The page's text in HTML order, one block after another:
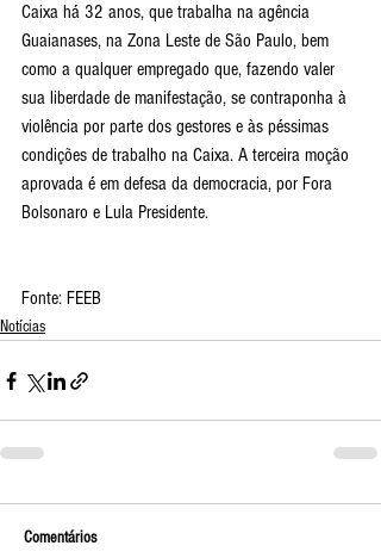
Caixa há 32 anos, que trabalha na agência
Guaianases, na Zona Leste de São Paulo, bem
como a qualquer empregado que, fazendo valer
sua liberdade de manifestação, se contraponha à
violência por parte dos gestores e às péssimas
condições de trabalho na Caixa. A terceira moção
aprovada é em defesa da democracia, por Fora
Bolsonaro e Lula Presidente.
Fonte: FEEB
Notícias
Comentários